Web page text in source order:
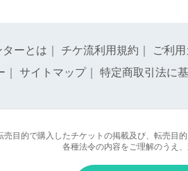
ーとは チケ流利用規約 ご利
サイトマップ｜ 特定商取引法に
売目的で購入したチケットの掲載及び、転売目
各種法令の内容をご理解のうえ、